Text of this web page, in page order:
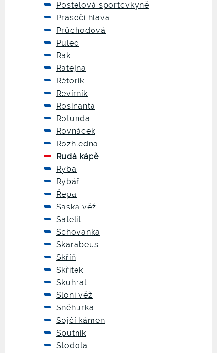
Postelová sportovkyně
Prasečí hlava
Průchodová
Pulec
Rak
Ratejna
Rétorik
Revírník
Rosinanta
Rotunda
Rovnáček
Rozhledna
Rudá kápě
Ryba
Rybář
Řepa
Saská věž
Satelit
Schovanka
Skarabeus
Skříň
Skřítek
Skuhral
Sloní věž
Sněhurka
Sojčí kámen
Sputnik
Stodola